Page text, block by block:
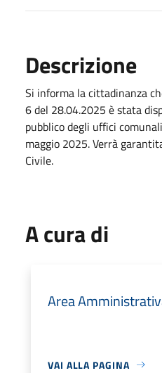
Descrizione
Si informa la cittadinanza
6 del 28.04.2025 è stata
pubblico degli uffici
maggio 2025. Verrà
Civile.
A cura di
Area
VAI ALLA PAGINA